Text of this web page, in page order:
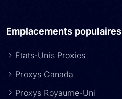
Emplacements populaires
États-Unis Proxies
Proxys Canada
Proxys Royaume-Uni